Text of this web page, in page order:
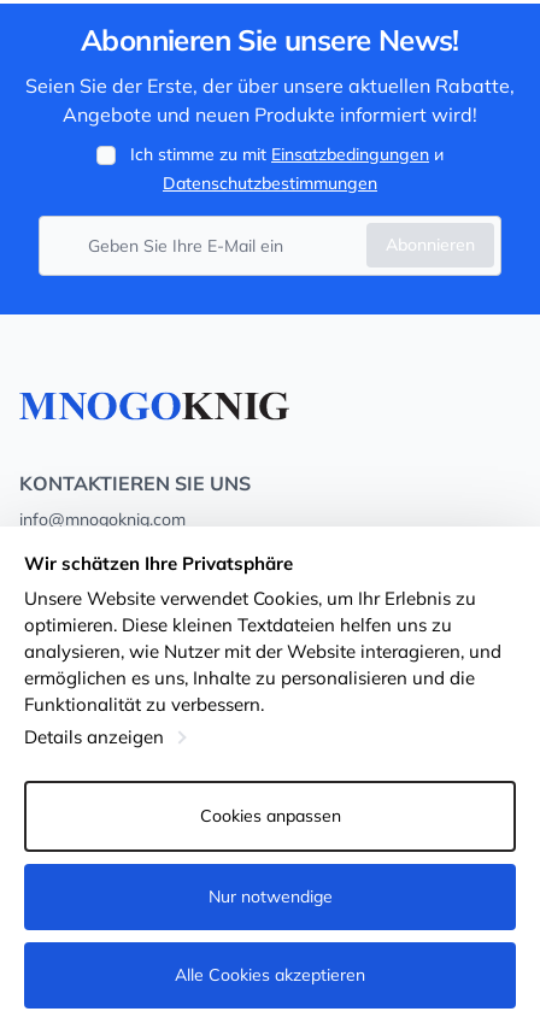
Nicht verfügbar
Abonnieren Sie unsere News!
Seien Sie der Erste, der über unsere aktuellen Rabatte,
Angebote und neuen Produkte informiert wird!
Ich stimme zu mit Einsatzbedingungen и
Datenschutzbestimmungen
Abonnieren
KONTAKTIEREN SIE UNS
info@mnogoknig.com
Rīga, Augusta Deglava 69d, LV-1082
Über uns
Geschäfte
Lieferung und Zahlung
Treuekarten
Für Großhandelskunden
Privacy Policy
Geschäftsbedingungen
Rückgabe von Waren
Cookie-Einstellungen
© 2011-2026MNOGOKNIG. All Rights Reserved.
Wir schätzen Ihre Privatsphäre
Unsere Website verwendet Cookies, um Ihr Erlebnis zu
optimieren. Diese kleinen Textdateien helfen uns zu
analysieren, wie Nutzer mit der Website interagieren, und
ermöglichen es uns, Inhalte zu personalisieren und die
Funktionalität zu verbessern.
Details anzeigen
Cookies anpassen
Nur notwendige
Alle Cookies akzeptieren